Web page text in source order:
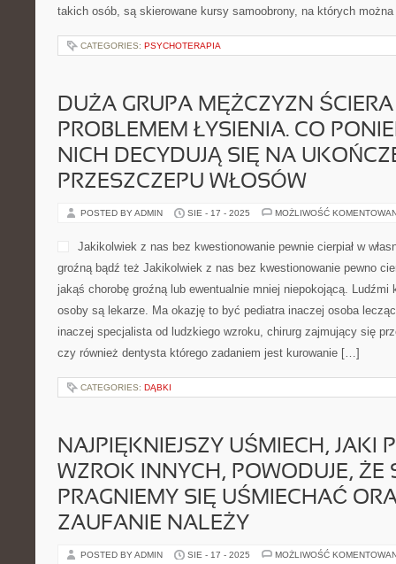
postawić i się obronić, inni
niepokoju i nie wiedzą jak
strony oprawcy. W szczególności dla takich osób, są skierowane
CATEGORIES:PSYCHOTERAPIA
DUŻA GRUPA MĘŻCZYZN
NICH DECYDUJĄ SIĘ NA
PRZESZCZEPU WŁOSÓW
POSTED BY ADMIN MOŻLIWOŚĆ
Jakikolwiek z nas bez
własnym życiu na jakąś
Jakikolwiek z nas bez
własnym życiu na jakąś
mniej niepokojącą. Ludźmi
osoba lecząca małe dzieci, okulista inaczej specjalista od
się przeróżnego typu operacjami czy również dentysta którego
CATEGORIES:DĄBKI
NAJPIĘKNIEJSZY UŚMIECH, JAKI